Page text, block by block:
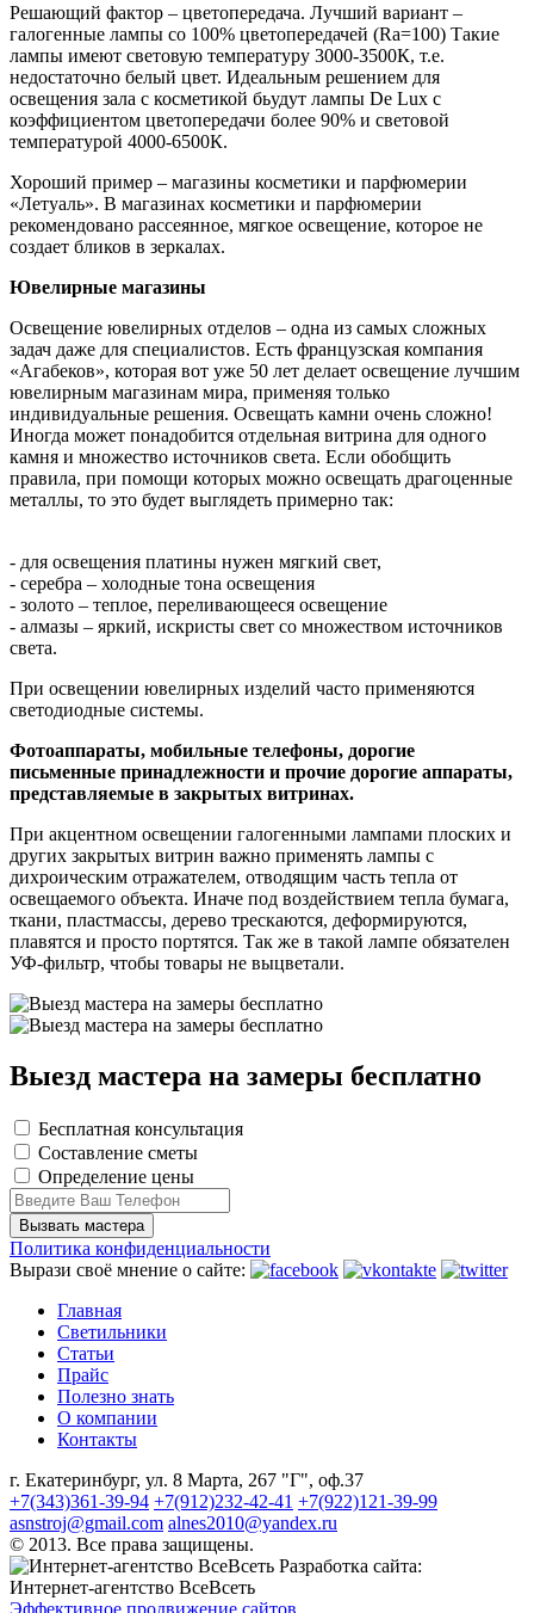
Решающий фактор – цветопередача. Лучший вариант –
галогенные лампы со 100% цветопередачей (Ra=100) Такие
лампы имеют световую температуру 3000-3500К, т.е.
недостаточно белый цвет. Идеальным решением для
освещения зала с косметикой бьудут лампы De Lux с
коэффициентом цветопередачи более 90% и световой
температурой 4000-6500К.
Хороший пример – магазины косметики и парфюмерии
«Летуаль». В магазинах косметики и парфюмерии
рекомендовано рассеянное, мягкое освещение, которое не
создает бликов в зеркалах.
Ювелирные магазины
Освещение ювелирных отделов – одна из самых сложных
задач даже для специалистов. Есть французская компания
«Агабеков», которая вот уже 50 лет делает освещение лучшим
ювелирным магазинам мира, применяя только
индивидуальные решения. Освещать камни очень сложно!
Иногда может понадобится отдельная витрина для одного
камня и множество источников света. Если обобщить
правила, при помощи которых можно освещать драгоценные
металлы, то это будет выглядеть примерно так:
- для освещения платины нужен мягкий свет,
- серебра – холодные тона освещения
- золото – теплое, переливающееся освещение
- алмазы – яркий, искристы свет со множеством источников
света.
При освещении ювелирных изделий часто применяются
светодиодные системы.
Фотоаппараты, мобильные телефоны, дорогие
письменные принадлежности и прочие дорогие аппараты,
представляемые в закрытых витринах.
При акцентном освещении галогенными лампами плоских и
других закрытых витрин важно применять лампы с
дихроическим отражателем, отводящим часть тепла от
освещаемого объекта. Иначе под воздействием тепла бумага,
ткани, пластмассы, дерево трескаются, деформируются,
плавятся и просто портятся. Так же в такой лампе обязателен
УФ-фильтр, чтобы товары не выцветали.
Выезд мастера на замеры бесплатно
Бесплатная консультация
Составление сметы
Определение цены
Политика конфиденциальности
Вырази своё мнение о сайте:
Главная
Светильники
Статьи
Прайс
Полезно знать
О компании
Контакты
г. Екатеринбург, ул. 8 Марта, 267 "Г", оф.37
+7(343)361-39-94 +7(912)232-42-41 +7(922)121-39-99
asnstroj@gmail.com alnes2010@yandex.ru
© 2013. Все права защищены.
Разработка сайта:
Интернет-агентство ВсеВсеть
Эффективное продвижение сайтов